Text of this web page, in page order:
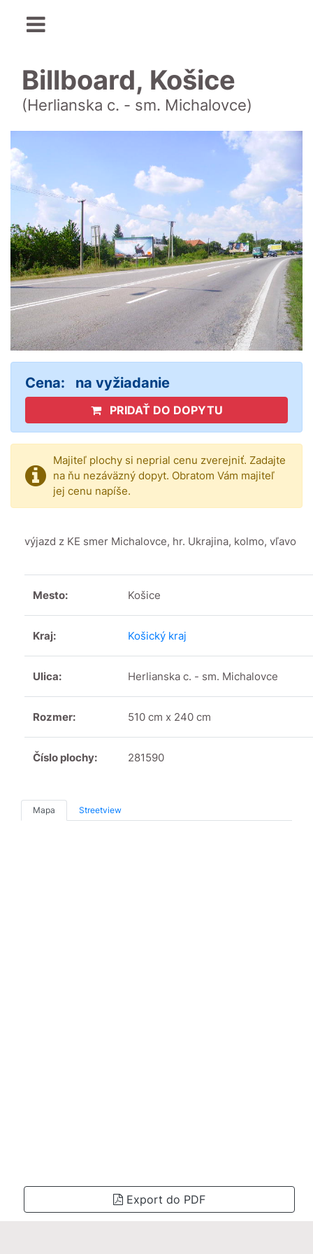
Billboard, Košice
(Herlianska c. - sm. Michalovce)
Cena: na vyžiadanie
PRIDAŤ DO DOPYTU
Majiteľ plochy si neprial cenu zverejniť. Zadajte
na ňu nezáväzný dopyt. Obratom Vám majiteľ
jej cenu napíše.
výjazd z KE smer Michalovce, hr. Ukrajina, kolmo, vľavo
Mesto: Košice
Kraj: Košický kraj
Ulica: Herlianska c. - sm. Michalovce
Rozmer: 510 cm x 240 cm
Číslo plochy: 281590
Mapa Streetview
Export do PDF